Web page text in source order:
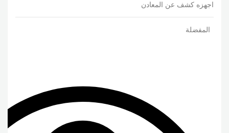
اجهزه كشف عن المعادن
المفضلة